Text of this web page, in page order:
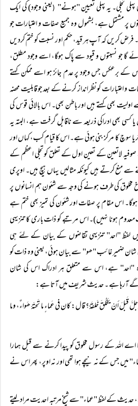
تجلی۔ یہ پہلی تعیین "ہونے" (یعنی وجود) کی ایک
پر مشتمل ہے، بشمول وہ جمیع صفات و اعتبارات جو
فرض کریں کہ آپ ہر قید، حکم اور نسبت کو ختم کردیں
گا جو نسبتوں و قیود سے پاک ہوگا، اسے وجود مطلق،
کے برعکس جس وجود پر عدم جائز ہو اسے ممکن کہتے
و اعتبارات کو نظر انداز کرنے کے بعد جو قابلیت محضہ
بھی کہتے ہیں اور باطن بھی۔ اس بالائی قوس کی
کسی بھی ادراکی ذریعہ سے ناقابل گرفت ہے، البتہ یہ
یا سوچ کا مرکز بنی ہوئی ہے۔ اس کا قیام کب، کہاں اور
لاتعین کے تعین اول کے تعلق کو تجلی اعظم کے
منع کرتے ہیں کیونکہ مثالیں یہاں ہیچ ہیں۔ اوپری
کی طرف ہونے کی وجہ سے شئون ہم انسانوں پر
اس مقام پر صفات اور شئون کی تمیز بھی ختم ہے
ہونا نہیں)۔ اس مرتبے کو ذات باری کا تنزیہی
لفظ "احد" تنزیہی تقاضوں کے بیان کے لئے ہی
شان ضمیر غائب "ھو" سے بیان ہوئی، یعنی وہ ذات کو
"احد" ہے، اس سے متعلق ہر ادراک اس کی شان
آرہا ہے ۔ حدیث شریف میں آتا ہے:
قَبلَ أنْ يَخلُقَ خَلقَہٗ؟ قال: كان في عَماءٍ ما تَحتَۂ ھَواءٌ، وما
اللہ کے رسول مخلوق کو پیدا کرنے سے قبل ہمارا
میں جس کے نہ نیچے ہوا تھی اور نہ اوپر، پھر اس نے
حدیث کے لفظ "عماء" سے شیخ مرتبہ احدیت مراد لیتے